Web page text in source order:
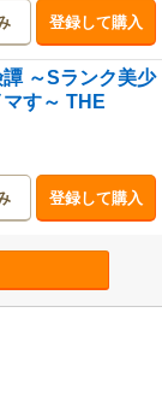
登録して購入
～Sランク美少
す～ THE
登録して購入